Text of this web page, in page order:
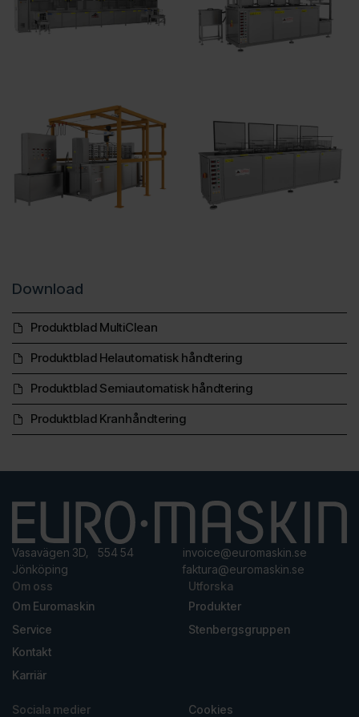
Download
Produktblad MultiClean
Produktblad Helautomatisk håndtering
Produktblad Semiautomatisk håndtering
Produktblad Kranhåndtering
Vasavägen 3D, 554 54
Jönköping
invoice@euromaskin.se
faktura@euromaskin.se
Om oss
Om Euromaskin
Service
Kontakt
Karriär
Utforska
Produkter
Stenbergsgruppen
Sociala medier Cookies